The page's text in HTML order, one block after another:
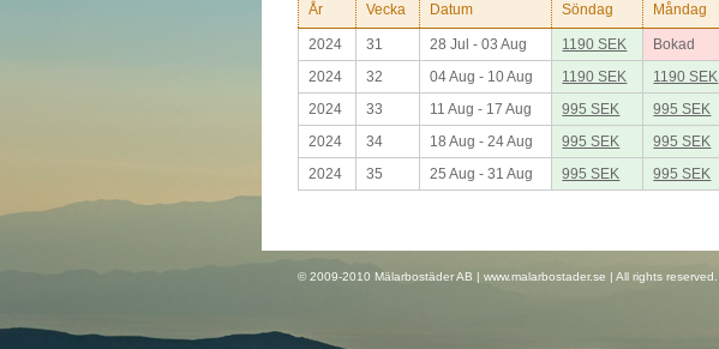
År Vecka Datum Söndag Måndag
2024 31 28 Jul - 03 Aug 1190 SEK Bokad
2024
32 04 Aug - 10 Aug 1190 SEK 1190 SEK
2024
33 11 Aug - 17 Aug 995 SEK 995 SEK
2024
34 18 Aug - 24 Aug 995 SEK 995 SEK
2024
35 25 Aug - 31 Aug 995 SEK 995 SEK
© 2009-2010 Mälarbostäder AB | www.malarbostader.se | All rights reserved.